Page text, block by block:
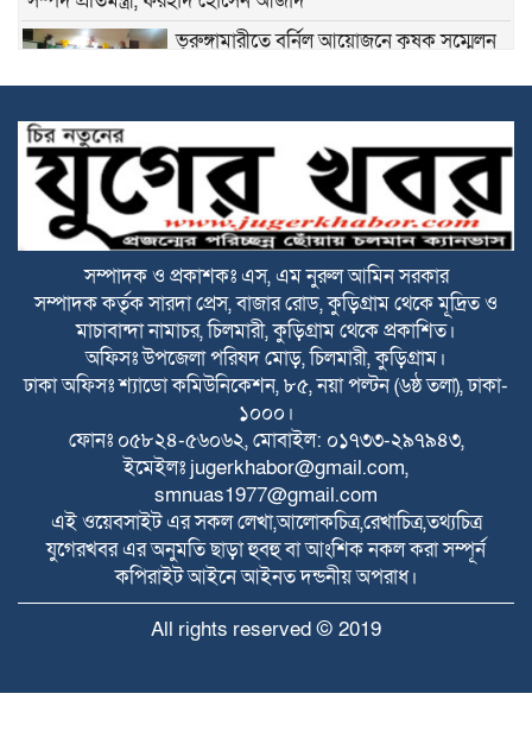
ভূরুঙ্গামারীতে বর্নিল আয়োজনে কৃষক সম্মেলন
বিটিভির মহাপরিচালক হলেন কাজী জেসিন
রাজারহাটে পাখির অভয়ারণ্য ঘোষণা, হাড়ি-
পাতিলের বাসা উদ্বোধন করলেন ইউএনও
ভূরুঙ্গামারীতে জুলাই গনঅভ্যুত্থান দিবসে জুলাই
যোদ্ধা ও জুলাই শহীদের পরিবারবর্গকে সংবর্ধনা
ও আলোচনা সভা
ভূরুঙ্গামারীতে মাদকদ্রব ইয়াবা টেবলেটসহ
আটক ১, একমাসের বিনাশ্রম কারাদণ্ড ও ২০০০
টাকা জরিমানা
বজ্রপাতের ঝুকি কমাতে বজ্রনিরোধক হিসেবে
দেড় শতাধিক তাল গাছের চারা রোপণ
সম্পাদক ও প্রকাশকঃ এস, এম নুরুল আমিন সরকার
সম্পাদক কর্তৃক সারদা প্রেস, বাজার রোড, কুড়িগ্রাম থেকে মূদ্রিত ও
মাচাবান্দা নামাচর, চিলমারী, কুড়িগ্রাম থেকে প্রকাশিত।
অফিসঃ উপজেলা পরিষদ মোড়, চিলমারী, কুড়িগ্রাম।
ঢাকা অফিসঃ শ্যাডো কমিউনিকেশন, ৮৫, নয়া পল্টন (৬ষ্ঠ তলা), ঢাকা-
১০০০।
ফোনঃ ০৫৮২৪-৫৬০৬২, মোবাইল: ০১৭৩৩-২৯৭৯৪৩,
ইমেইলঃ jugerkhabor@gmail.com,
smnuas1977@gmail.com
এই ওয়েবসাইট এর সকল লেখা,আলোকচিত্র,রেখাচিত্র,তথ্যচিত্র
যুগেরখবর এর অনুমতি ছাড়া হুবহু বা আংশিক নকল করা সম্পূর্ন
কপিরাইট আইনে আইনত দন্ডনীয় অপরাধ।
All rights reserved © 2019